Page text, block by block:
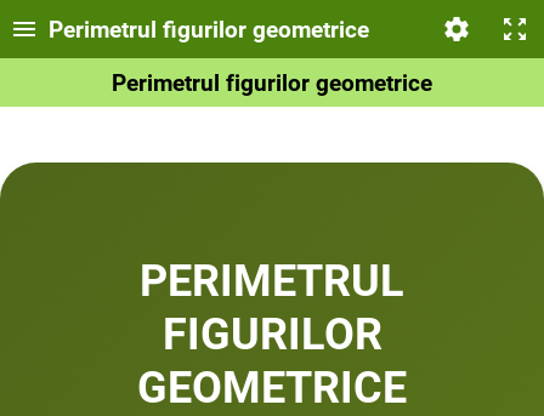
Perimetrul figurilor geometrice
Perimetrul figurilor geometrice
PERIMETRUL
FIGURILOR
GEOMETRICE